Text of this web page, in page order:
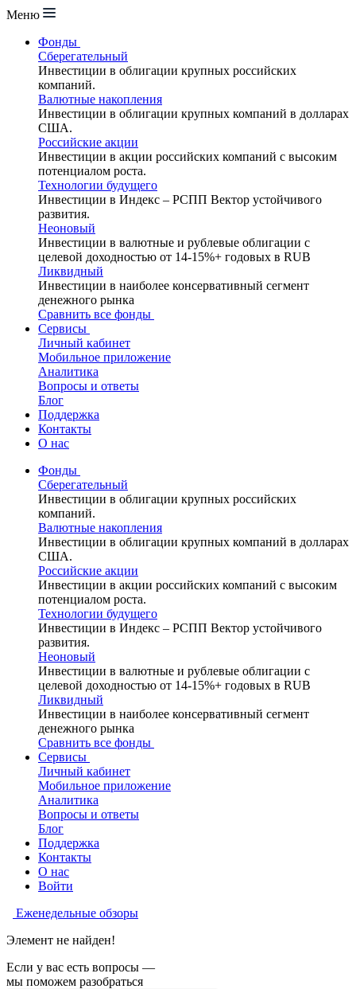
Меню
Фонды
Сберегательный
Инвестиции в облигации крупных российских
компаний.
Валютные накопления
Инвестиции в облигации крупных компаний в долларах
США.
Российские акции
Инвестиции в акции российских компаний с высоким
потенциалом роста.
Технологии будущего
Инвестиции в Индекс – РСПП Вектор устойчивого
развития.
Неоновый
Инвестиции в валютные и рублевые облигации с
целевой доходностью от 14-15%+ годовых в RUB
Ликвидный
Инвестиции в наиболее консервативный сегмент
денежного рынка
Сравнить все фонды
Сервисы
Личный кабинет
Мобильное приложение
Аналитика
Вопросы и ответы
Блог
Поддержка
Контакты
О нас
Фонды
Сберегательный
Инвестиции в облигации крупных российских
компаний.
Валютные накопления
Инвестиции в облигации крупных компаний в долларах
США.
Российские акции
Инвестиции в акции российских компаний с высоким
потенциалом роста.
Технологии будущего
Инвестиции в Индекс – РСПП Вектор устойчивого
развития.
Неоновый
Инвестиции в валютные и рублевые облигации с
целевой доходностью от 14-15%+ годовых в RUB
Ликвидный
Инвестиции в наиболее консервативный сегмент
денежного рынка
Сравнить все фонды
Сервисы
Личный кабинет
Мобильное приложение
Аналитика
Вопросы и ответы
Блог
Поддержка
Контакты
О нас
Войти
Еженедельные обзоры
Элемент не найден!
Если у вас есть вопросы —
мы поможем разобраться